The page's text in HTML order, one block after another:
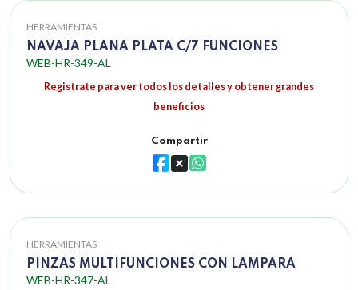
HERRAMIENTAS
NAVAJA PLANA PLATA C/7 FUNCIONES
WEB-HR-349-AL
Registrate para ver todos los detalles y obtener grandes
beneficios
Compartir
HERRAMIENTAS
PINZAS MULTIFUNCIONES CON LAMPARA
WEB-HR-347-AL